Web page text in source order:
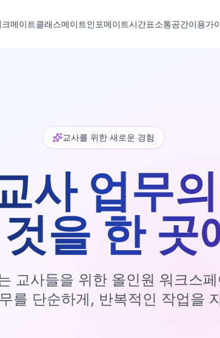
메이트클래스메이트인포메이트시간표소통공간이용가
교사를 위한 새로운 경험
사 업무의
을 한 곳
교사들을 위한 올인원 워크스
를 단순하게, 반복적인 작업을